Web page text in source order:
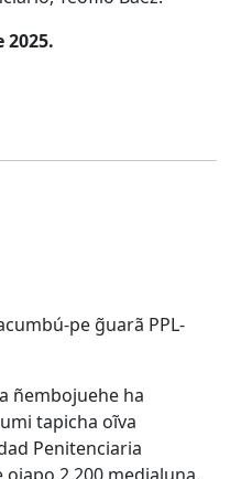
2025.
pe g̃uarã PPL-
ñembojuehe ha
tapicha oĩva
Penitenciaria